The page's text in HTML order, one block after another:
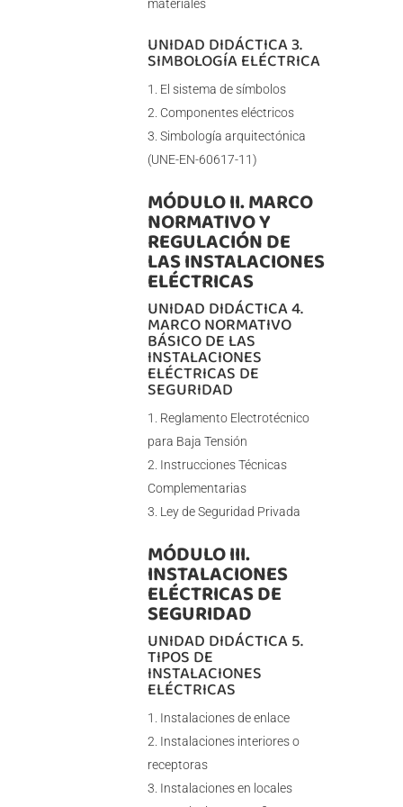
materiales
UNIDAD DIDÁCTICA 3.
SIMBOLOGÍA ELÉCTRICA
El sistema de símbolos
Componentes eléctricos
Simbología arquitectónica
(UNE-EN-60617-11)
MÓDULO II. MARCO
NORMATIVO Y
REGULACIÓN DE
LAS INSTALACIONES
ELÉCTRICAS
UNIDAD DIDÁCTICA 4.
MARCO NORMATIVO
BÁSICO DE LAS
INSTALACIONES
ELÉCTRICAS DE
SEGURIDAD
Reglamento Electrotécnico
para Baja Tensión
Instrucciones Técnicas
Complementarias
Ley de Seguridad Privada
MÓDULO III.
INSTALACIONES
ELÉCTRICAS DE
SEGURIDAD
UNIDAD DIDÁCTICA 5.
TIPOS DE
INSTALACIONES
ELÉCTRICAS
Instalaciones de enlace
Instalaciones interiores o
receptoras
Instalaciones en locales